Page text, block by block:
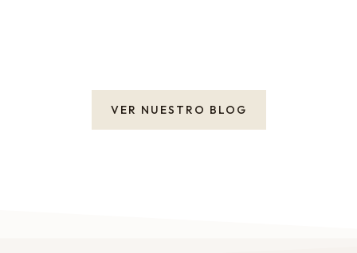
VER NUESTRO BLOG